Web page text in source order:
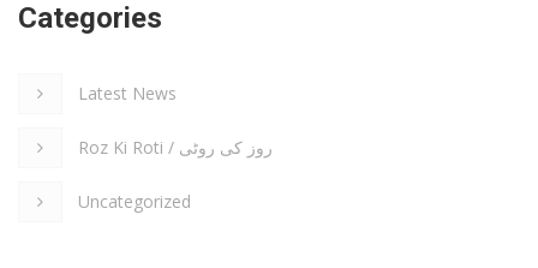
Categories
Latest News
Roz Ki Roti / روز کی روٹی
Uncategorized